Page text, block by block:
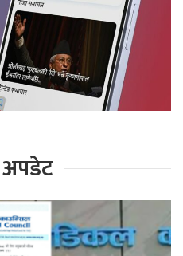
अपडेट